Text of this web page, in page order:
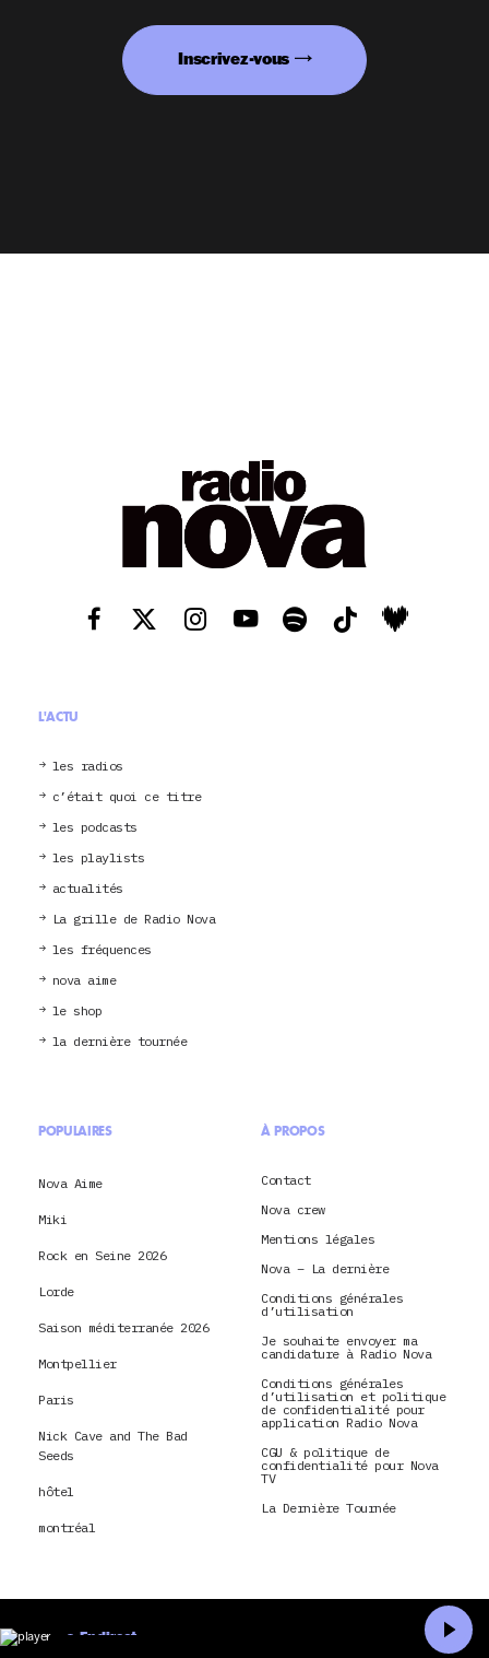
Inscrivez-vous
L'ACTU
les radios
c’était quoi ce titre
les podcasts
les playlists
actualités
La grille de Radio Nova
les fréquences
nova aime
le shop
la dernière tournée
POPULAIRES
Nova Aime
Miki
Rock en Seine 2026
Lorde
Saison méditerranée 2026
Montpellier
Paris
Nick Cave and The Bad
Seeds
hôtel
montréal
À PROPOS
Contact
Nova crew
Mentions légales
Nova – La dernière
Conditions générales
d’utilisation
Je souhaite envoyer ma
candidature à Radio Nova
Conditions générales
d’utilisation et politique
de confidentialité pour
application Radio Nova
CGU & politique de
confidentialité pour Nova
TV
La Dernière Tournée
En direct